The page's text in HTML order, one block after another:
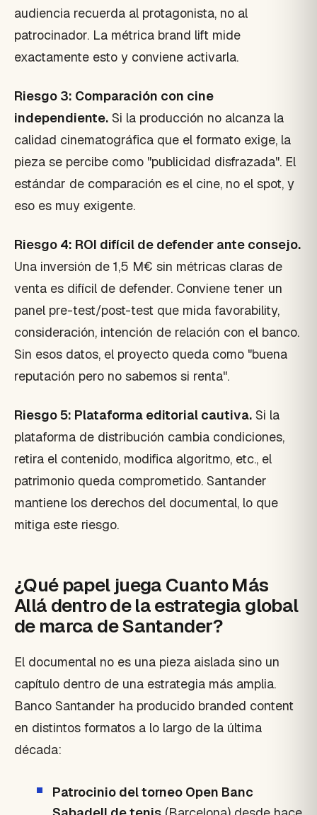
audiencia recuerda al protagonista, no al
patrocinador. La métrica brand lift mide
exactamente esto y conviene activarla.
Riesgo 3: Comparación con cine
independiente. Si la producción no alcanza la
calidad cinematográfica que el formato exige, la
pieza se percibe como "publicidad disfrazada". El
estándar de comparación es el cine, no el spot, y
eso es muy exigente.
Riesgo 4: ROI difícil de defender ante consejo.
Una inversión de 1,5 M€ sin métricas claras de
venta es difícil de defender. Conviene tener un
panel pre-test/post-test que mida favorability,
consideración, intención de relación con el banco.
Sin esos datos, el proyecto queda como "buena
reputación pero no sabemos si renta".
Riesgo 5: Plataforma editorial cautiva. Si la
plataforma de distribución cambia condiciones,
retira el contenido, modifica algoritmo, etc., el
patrimonio queda comprometido. Santander
mantiene los derechos del documental, lo que
mitiga este riesgo.
¿Qué papel juega Cuanto Más
Allá dentro de la estrategia global
de marca de Santander?
El documental no es una pieza aislada sino un
capítulo dentro de una estrategia más amplia.
Banco Santander ha producido branded content
en distintos formatos a lo largo de la última
década:
Patrocinio del torneo Open Banc